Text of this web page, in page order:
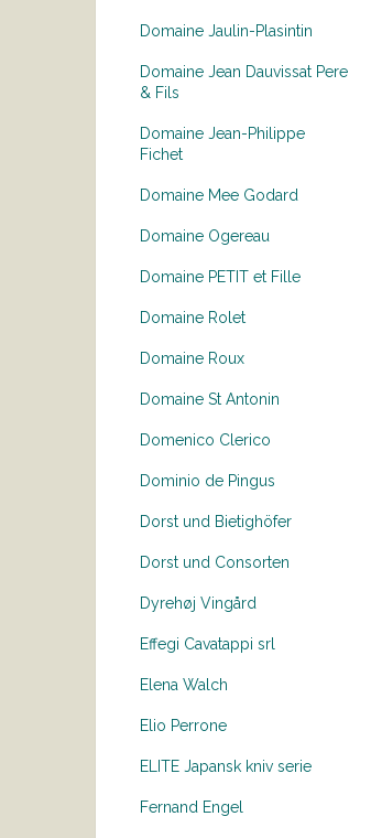
Domaine Jaulin-Plasintin
Domaine Jean Dauvissat Pere
& Fils
Domaine Jean-Philippe
Fichet
Domaine Mee Godard
Domaine Ogereau
Domaine PETIT et Fille
Domaine Rolet
Domaine Roux
Domaine St Antonin
Domenico Clerico
Dominio de Pingus
Dorst und Bietighöfer
Dorst und Consorten
Dyrehøj Vingård
Effegi Cavatappi srl
Elena Walch
Elio Perrone
ELITE Japansk kniv serie
Fernand Engel